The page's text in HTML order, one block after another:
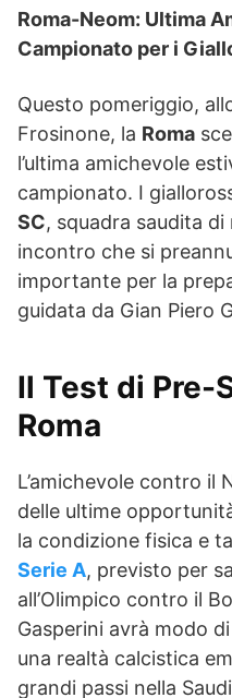
Roma-Neom: Ultima
Campionato per i
Questo pomeriggio,
Frosinone, la Roma
l’ultima amichevole
campionato. I
SC, squadra saudita
incontro che si
importante per la
guidata da Gian Piero
Il Test di Pre-
Roma
L’amichevole contro il
delle ultime
la condizione fisica e
Serie A, previsto per
all’Olimpico contro il
Gasperini avrà modo
una realtà calcistica
grandi passi nella